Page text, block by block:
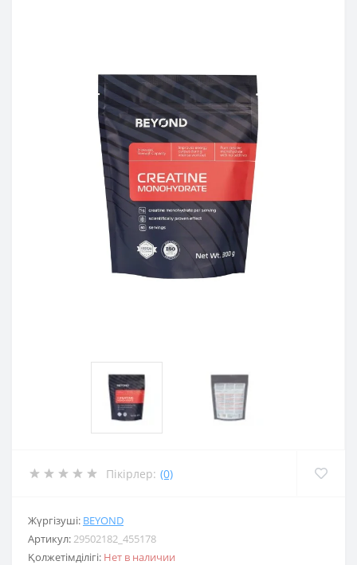
Пікірлер: (0)
Жүргізуші: BEYOND
Артикул:29502182_455178
Қолжетімділігі: Нет в наличии